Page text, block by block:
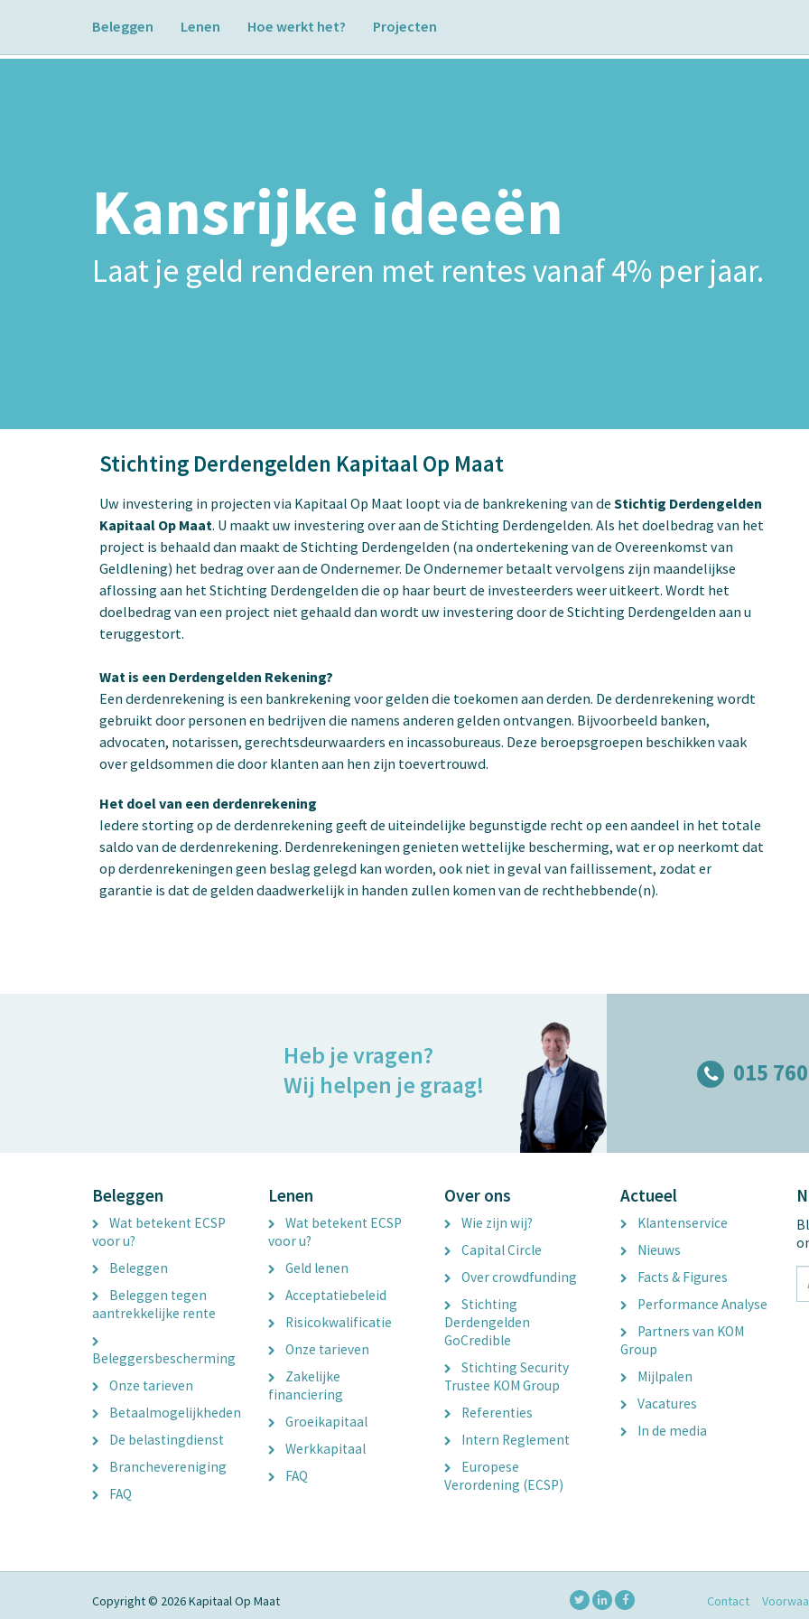
Beleggen Lenen Hoe werkt het? Projecten
Kansrijke ideeën
Laat je geld renderen met rentes vanaf 4% per jaar.
Stichting Derdengelden Kapitaal Op Maat
Uw investering in projecten via Kapitaal Op Maat loopt via de bankrekening van de Stichtig Derdengelden
Kapitaal Op Maat. U maakt uw investering over aan de Stichting Derdengelden. Als het doelbedrag van het
project is behaald dan maakt de Stichting Derdengelden (na ondertekening van de Overeenkomst van
Geldlening) het bedrag over aan de Ondernemer. De Ondernemer betaalt vervolgens zijn maandelijkse
aflossing aan het Stichting Derdengelden die op haar beurt de investeerders weer uitkeert. Wordt het
doelbedrag van een project niet gehaald dan wordt uw investering door de Stichting Derdengelden aan u
teruggestort.
Wat is een Derdengelden Rekening?
Een derdenrekening is een bankrekening voor gelden die toekomen aan derden. De derdenrekening wordt
gebruikt door personen en bedrijven die namens anderen gelden ontvangen. Bijvoorbeeld banken,
advocaten, notarissen, gerechtsdeurwaarders en incassobureaus. Deze beroepsgroepen beschikken vaak
over geldsommen die door klanten aan hen zijn toevertrouwd.
Het doel van een derdenrekening
Iedere storting op de derdenrekening geeft de uiteindelijke begunstigde recht op een aandeel in het totale
saldo van de derdenrekening. Derdenrekeningen genieten wettelijke bescherming, wat er op neerkomt dat
op derdenrekeningen geen beslag gelegd kan worden, ook niet in geval van faillissement, zodat er
garantie is dat de gelden daadwerkelijk in handen zullen komen van de rechthebbende(n).
015
Heb je vragen?
Wij helpen je graag!
Beleggen
Wat betekent ECSP
voor u?
Beleggen
Beleggen tegen
aantrekkelijke rente
Beleggersbescherming
Onze tarieven
Betaalmogelijkheden
De belastingdienst
Branchevereniging
FAQ
Lenen
Wat betekent ECSP
voor u?
Geld lenen
Acceptatiebeleid
Risicokwalificatie
Onze tarieven
Zakelijke
financiering
Groeikapitaal
Werkkapitaal
FAQ
Over ons
Wie zijn wij?
Capital Circle
Over crowdfunding
Stichting
Derdengelden
GoCredible
Stichting Security
Trustee KOM Group
Referenties
Intern Reglement
Europese
Verordening (ECSP)
Actueel
Klantenservice
Nieuws
Facts & Figures
Performance Analyse
Partners van KOM
Group
Mijlpalen
Vacatures
In de media
Copyright © 2026 Kapitaal Op Maat Contact